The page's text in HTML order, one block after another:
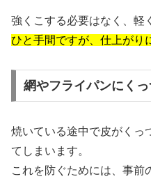
強くこする必要はなく、軽
ひと手間ですが、仕上がり
網やフライパンにく
焼いている途中で皮がくっ
てしまいます。
これを防ぐためには、事前